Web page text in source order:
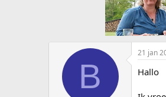
m
B
21 jan
Hallo